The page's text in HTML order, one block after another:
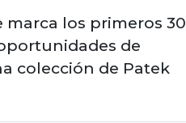
los primeros 30
de
colección de Patek